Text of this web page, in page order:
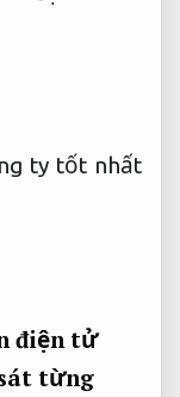
điện tử
từng